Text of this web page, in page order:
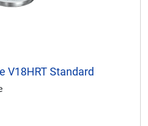
V18HRT Standard